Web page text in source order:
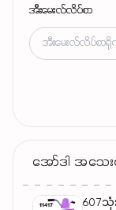
အီးမေးလ်လိပ်စာ
အော်ဒါ အသေ
607သုံ